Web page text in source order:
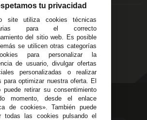
14
Alzira - Valencia
C/ Esplugues, 135
Devoluciones
Política de Privacidad
Pago Seguro
Terminos y
Condiciones Generales
Políticas de Cookies
623 23 31 98
Atendemos Whatsapp
tu privacidad
site utiliza cookies técnicas
para el correcto
del sitio web. Es posible
se utilicen otras categorías
para personalizar la
de usuario, divulgar ofertas
personalizadas o realizar
para optimizar nuestra oferta. El
puede retirar su consentimiento
momento, desde el enlace
de cookies». También puede
todas las cookies pulsando el